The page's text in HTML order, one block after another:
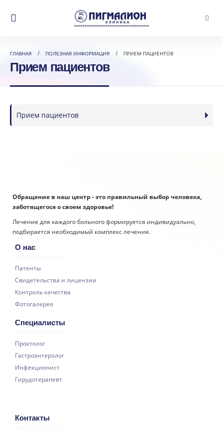
ГЛАВНАЯ ПОЛЕЗНАЯ ИНФОРМАЦИЯ ПРИЕМ ПАЦИЕНТОВ
Прием пациентов
Прием пациентов
Обращение в наш центр - это правильный выбор человека,
заботящегося о своем здоровье!
Лечение для каждого больного формируется индивидуально,
подбирается необходимый комплекс лечения.
О нас
Патенты
Свидетельства и лицензии
Контроль качества
Фотогалерея
Специалисты
Проктолог
Гастроэнтеролог
Инфекционист
Гирудотерапевт
Контакты